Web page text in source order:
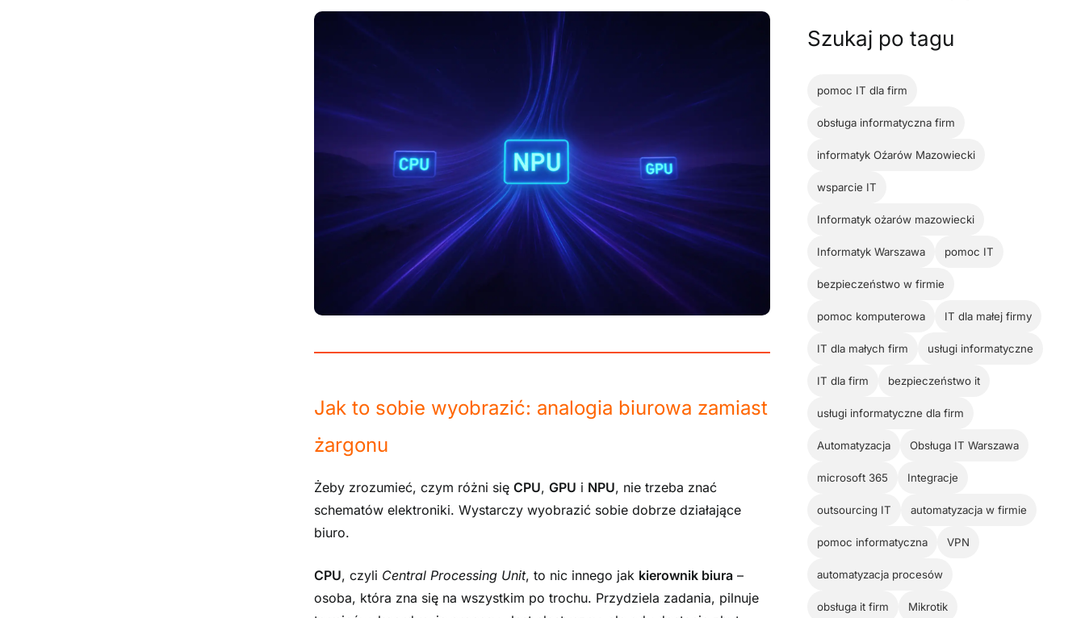
Jak to sobie wyobrazić: analogia biurowa zamiast
żargonu
Żeby zrozumieć, czym różni sięCPU,GPU i NPU, nie trzeba znać
schematów elektroniki. Wystarczy wyobrazić sobie dobrze działające
biuro.
CPU, czyli Central Processing Unit, to nic innego jak kierownik biura –
osoba, która zna się na wszystkim po trochu. Przydziela zadania, pilnuje
Szukaj po tagu
pomoc IT dla firm
obsługa informatyczna firm
informatyk Oźarów Mazowiecki
wsparcie IT
Informatyk ożarów mazowiecki
Informatyk Warszawa pomoc IT
bezpieczeństwo w firmie
pomoc komputerowa IT dla małej firmy
IT dla małych firm usługi informatyczne
IT dla firm bezpieczeństwo it
usługi informatyczne dla firm
Automatyzacja Obsługa IT Warszawa
microsoft 365 Integracje
outsourcing IT automatyzacja w firmie
pomoc informatyczna VPN
automatyzacja procesów
obsługa it firm Mikrotik